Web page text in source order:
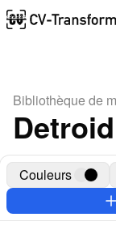
Bibliothèque de
Detroid
Couleurs